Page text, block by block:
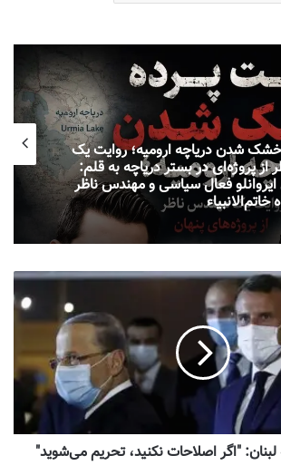
پشت پرده خشک شدن دریاچه ارومیه؛ روایت یک
مهندس ناظر از پروژه‌ای در بستر دریاچه به قلم:
ایروانلو فعال سیاسی و مهندس ناظر
خاتم‌الانبیاء
"اگر اصلاحات نکنید، تحریم می‌شوید"